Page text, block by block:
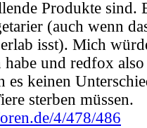
Produkte sind.
(auch wenn
isst). Mich
habe und redfox
es keinen
sterben müssen.
4/478/486